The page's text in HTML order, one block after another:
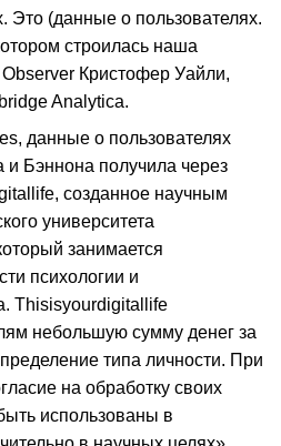
Это (данные о пользователях.
строилась наша
Кристофер Уайли,
Analytica.
данные о пользователях
Бэннона получила через
созданное научным
университета
занимается
психологии и
Thisisyourdigitallife
небольшую сумму денег за
типа личности. При
на обработку своих
использованы в